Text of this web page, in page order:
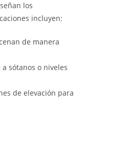
los
incluyen:
de manera
sótanos o niveles
de elevación para